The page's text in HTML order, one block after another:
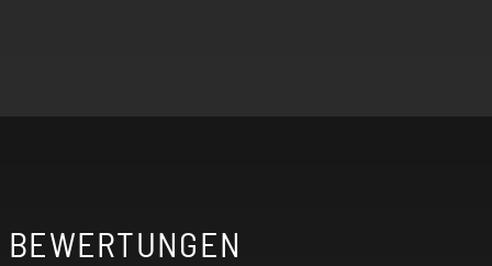
BEWERTUNGEN